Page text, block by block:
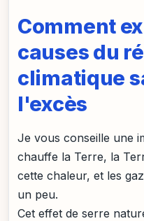
Comment
causes du
climatique
l'excès
Je vous conseille une
chauffe la Terre, la
cette chaleur, et les
un peu.
Cet effet de serre